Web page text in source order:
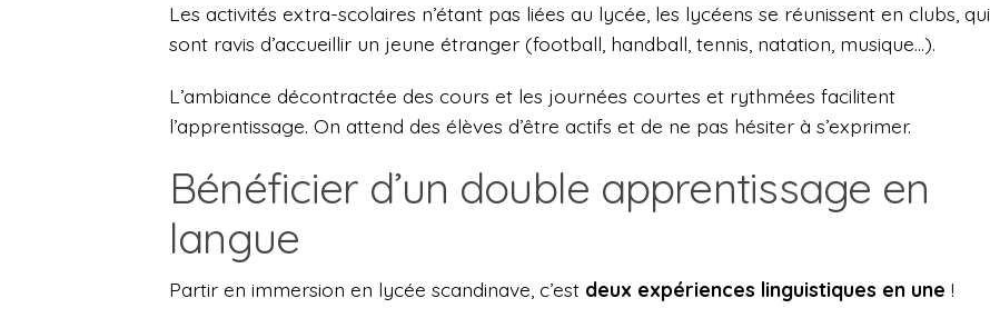
Les activités extra-scolaires n’étant pas liées au lycée, les lycéens se réunissent en clubs, qui
sont ravis d’accueillir un jeune étranger (football, handball, tennis, natation, musique…).
L’ambiance décontractée des cours et les journées courtes et rythmées facilitent
l’apprentissage. On attend des élèves d’être actifs et de ne pas hésiter à s’exprimer.
Bénéficier d’un double apprentissage en
langue
Partir en immersion en lycée scandinave, c’est deux expériences linguistiques en une !